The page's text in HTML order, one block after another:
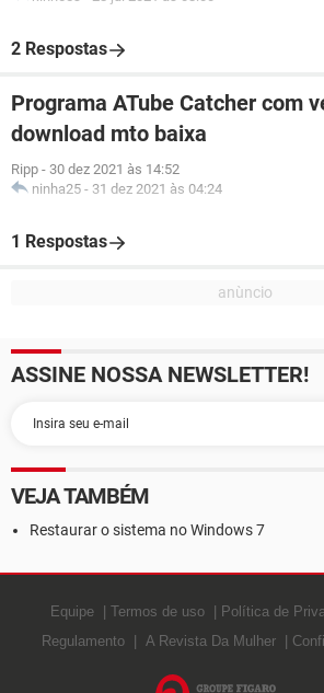
2 Respostas
Programa ATube Catcher com
download mto baixa
Ripp - 30 dez 2021 às 14:52
ninha25 - 31 dez 2021 às 04:24
1 Respostas
ASSINE NOSSA NEWSLETTER!
VEJA TAMBÉM
Restaurar o sistema no Windows 7
Equipe Termos de uso Política de
Regulamento
A Revista Da Mulher